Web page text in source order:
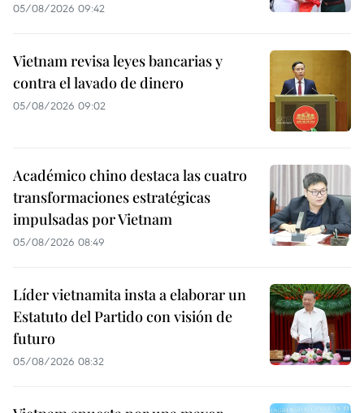
05/08/2026 09:42
Vietnam revisa leyes bancarias y
contra el lavado de dinero
05/08/2026 09:02
Académico chino destaca las cuatro
transformaciones estratégicas
impulsadas por Vietnam
05/08/2026 08:49
Líder vietnamita insta a elaborar un
Estatuto del Partido con visión de
futuro
05/08/2026 08:32